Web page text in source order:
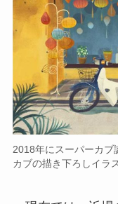
2018年にスーパーカブ
カブの描き下ろしイラ